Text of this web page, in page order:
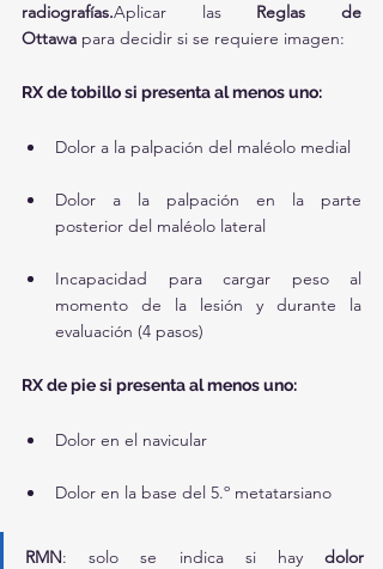
radiografías.Aplicar las Reglas de
Ottawa para decidir si se requiere imagen:
RX de tobillo si presenta al menos uno:
Dolor a la palpación del maléolo medial
Dolor a la palpación en la parte
posterior del maléolo lateral
Incapacidad para cargar peso al
momento de la lesión y durante la
evaluación (4 pasos)
RX de pie si presenta al menos uno:
Dolor en el navicular
Dolor en la base del 5.º metatarsiano
RMN: solo se indica si hay dolor